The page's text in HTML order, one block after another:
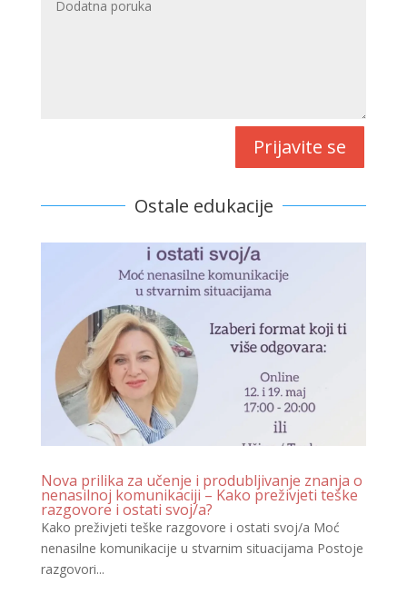
Prijavite se
Ostale edukacije
Nova prilika za učenje i produbljivanje znanja o
nenasilnoj komunikaciji – Kako preživjeti teške
razgovore i ostati svoj/a?
Kako preživjeti teške razgovore i ostati svoj/a Moć
nenasilne komunikacije u stvarnim situacijama Postoje
razgovori...